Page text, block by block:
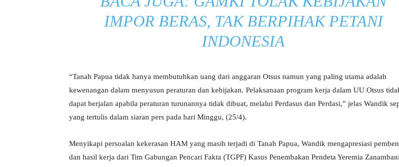
IMPOR BERAS, TAK BERPIHAK PETANI
INDONESIA
“Tanah Papua tidak hanya membutuhkan uang dari anggaran Otsus namun yang paling utama adalah
kewenangan dalam menyusun peraturan dan kebijakan. Pelaksanaan program kerja dalam UU Otsus
dapat berjalan apabila peraturan turunannya tidak dibuat, melalui Perdasus dan Perdasi,” jelas Wandik
yang tertulis dalam siaran pers pada hari Minggu, (25/4).
Menyikapi persoalan kekerasan HAM yang masih terjadi di Tanah Papua, Wandik mengapresiasi
dan hasil kerja dari Tim Gabungan Pencari Fakta (TGPF) Kasus Penembakan Pendeta Yeremia